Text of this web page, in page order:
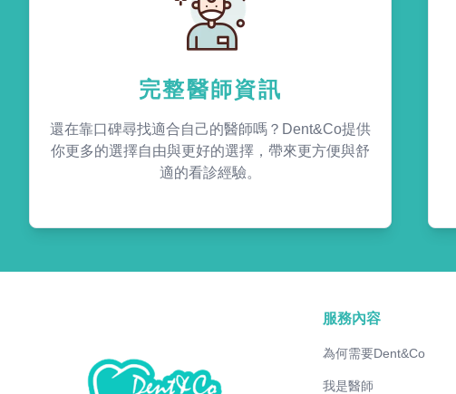
完整醫師資訊
還在靠口碑尋找適合自己的醫師嗎？Dent&Co提供
你更多的選擇自由與更好的選擇，帶來更方便與舒
適的看診經驗。
服務內容
為何需要Dent&Co
我是醫師